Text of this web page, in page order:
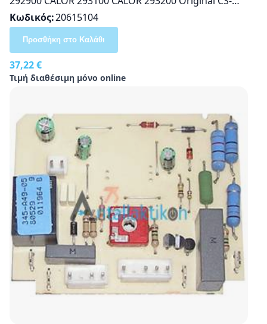
00094318
Κωδικός 20615104
37,22 €
Τιμή διαθέσιμη μόνο online
Προσθήκη στο Καλάθι